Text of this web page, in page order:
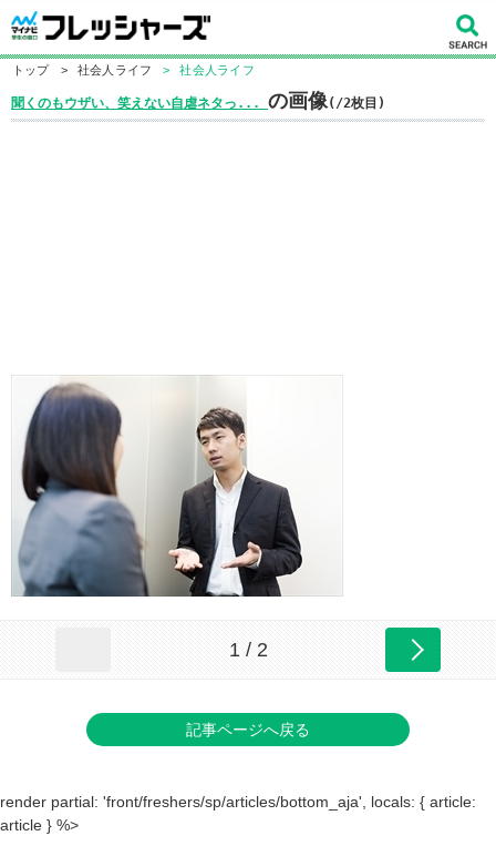
トップ > 社会人ライフ > 社会人ライフ
聞くのもウザい、笑えない自虐ネタっ... の画像(/2枚目)
1 / 2
記事ページへ戻る
render partial: 'front/freshers/sp/articles/bottom_aja', locals: { article:
article } %>